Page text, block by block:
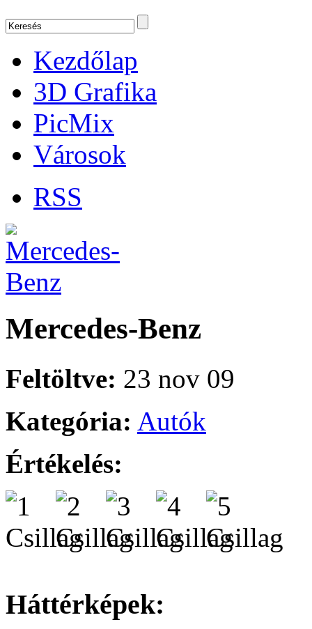
Kezdőlap
3D Grafika
PicMix
Városok
RSS
Mercedes-Benz
Feltöltve: 23 nov 09
Kategória: Autók
Értékelés:
Háttérképek: